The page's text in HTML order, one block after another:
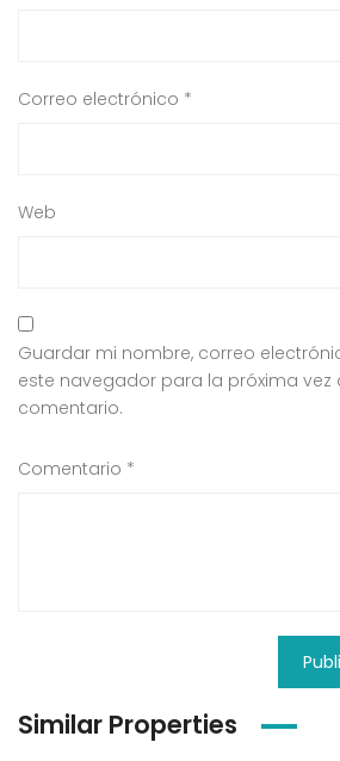
Correo electrónico *
Web
Guardar mi nombre, correo
este navegador para la próxima vez
comentario.
Comentario *
Similar Properties